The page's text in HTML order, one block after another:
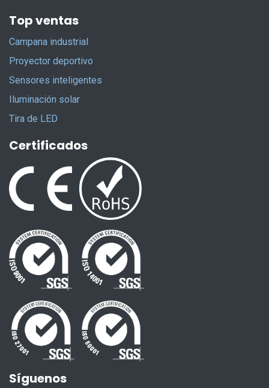
Top ventas
Campana industrial
Proyector deportivo
Sensores inteligentes
Iluminación solar
Tira de LED
Certificados
Síguenos